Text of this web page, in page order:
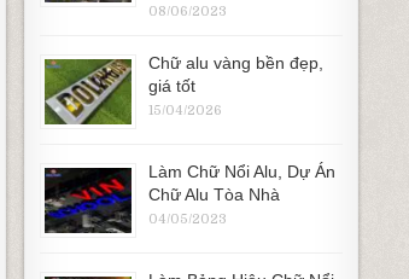
08/06/2023
Chữ alu vàng bền đẹp,
giá tốt
15/04/2026
Làm Chữ Nổi Alu, Dự Án
Chữ Alu Tòa Nhà
04/05/2023